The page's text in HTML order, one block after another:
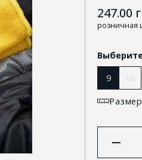
247.00
розничная
9
10